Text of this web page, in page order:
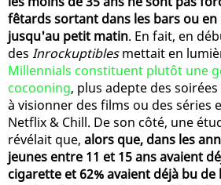
fêtards sortant dans les bars ou
jusqu'au petit matin. En fait, en
des Inrockuptiblesmettait en
Millennials constituent plutôt une
cocooning, plus adepte des
à visionner des films ou des séries
Netflix & Chill. De son côté, une
révélait que, alors que, dans les
jeunes entre 11 et 15 ans avaient
cigarette et 62% avaient déjà bu